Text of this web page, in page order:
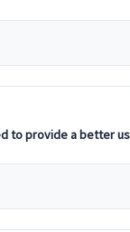
【午前プラン】
ライベート観光案